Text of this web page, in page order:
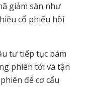
giảm sàn như
cổ phiếu hồi
tư tiếp tục bám
phiên tới và tận
để cơ cấu